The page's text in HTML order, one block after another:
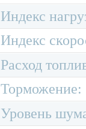
Индекс
Индекс
Расход
Торможение:
Уровень